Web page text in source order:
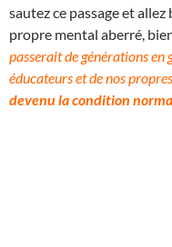
sautez ce passage et
propre mental aberré,
passerait de générations en
éducateurs et de nos
devenu la condition